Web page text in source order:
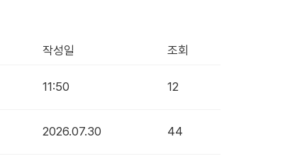
작성일 조회
11:50 12
2026.07.30 44